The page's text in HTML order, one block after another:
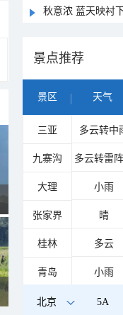
秋意浓 蓝天映衬
景点推荐
景区 天气
三亚 多云转中
九寨沟 多云转雷
大理 小雨
张家界 晴
桂林 多云
青岛 小雨
北京 5A